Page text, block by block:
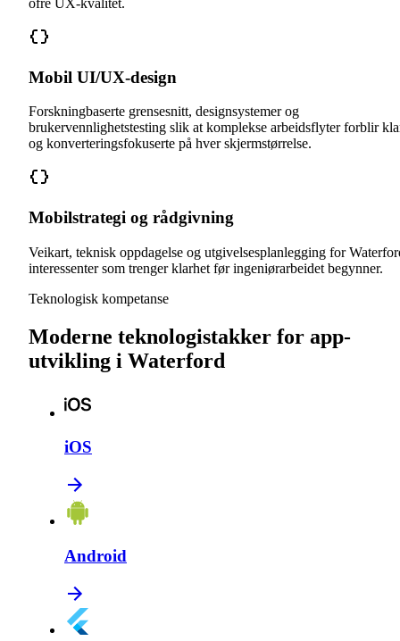
ofre UX-kvalitet.
Mobil UI/UX-design
Forskningbaserte grensesnitt, designsystemer og
brukervennlighetstesting slik at komplekse arbeidsflyter forblir
og konverteringsfokuserte på hver skjermstørrelse.
Mobilstrategi og rådgivning
Veikart, teknisk oppdagelse og utgivelsesplanlegging for
interessenter som trenger klarhet før ingeniørarbeidet begynner.
Teknologisk kompetanse
Moderne teknologistakker for app-
utvikling i Waterford
iOS
Android